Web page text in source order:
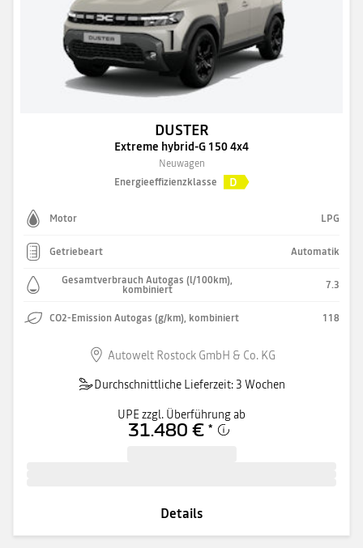
DUSTER
Extreme hybrid-G 150 4x4
Neuwagen
Energieeffizienzklasse
D
Motor LPG
Getriebeart Automatik
Gesamtverbrauch Autogas (l/100km),
kombiniert 7.3
CO2-Emission Autogas (g/km), kombiniert 118
Autowelt Rostock GmbH & Co. KG
Durchschnittliche Lieferzeit: 3 Wochen
UPE zzgl. Überführung ab
31.480 € *
Details